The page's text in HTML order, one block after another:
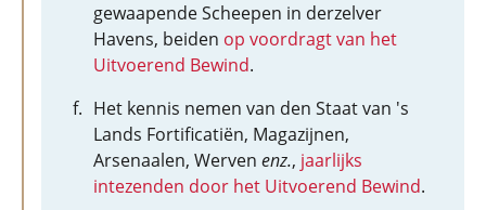
gewaapende Scheepen in derzelver
Havens, beiden op voordragt van het
Uitvoerend Bewind.
Het kennis nemen van den Staat van 's
Lands Fortificatiën, Magazijnen,
Arsenaalen, Werven enz., jaarlijks
intezenden door het Uitvoerend Bewind.